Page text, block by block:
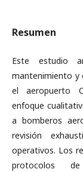
Resumen
Este estudio
mantenimiento y
el aeropuerto
enfoque
a bomberos
revisión
operativos. Los
protocolos de